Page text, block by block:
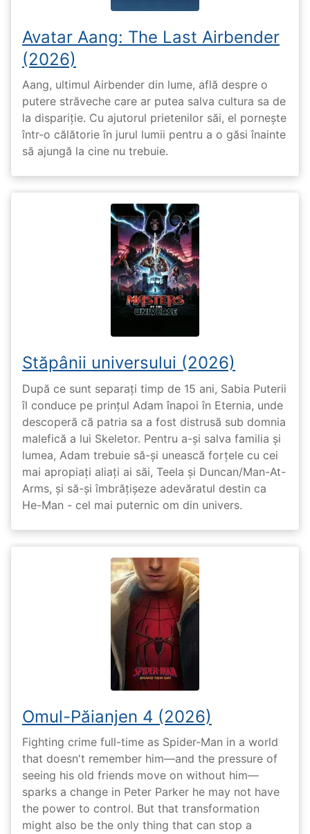
Avatar Aang: The Last Airbender
(2026)
Aang, ultimul Airbender din lume, află despre o
putere străveche care ar putea salva cultura sa de
la dispariție. Cu ajutorul prietenilor săi, el pornește
într-o călătorie în jurul lumii pentru a o găsi înainte
să ajungă la cine nu trebuie.
Stăpânii universului (2026)
După ce sunt separați timp de 15 ani, Sabia Puterii
îl conduce pe prințul Adam înapoi în Eternia, unde
descoperă că patria sa a fost distrusă sub domnia
malefică a lui Skeletor. Pentru a-și salva familia și
lumea, Adam trebuie să-și unească forțele cu cei
mai apropiați aliați ai săi, Teela și Duncan/Man-At-
Arms, și să-și îmbrățișeze adevăratul destin ca
He-Man - cel mai puternic om din univers.
Omul-Păianjen 4 (2026)
Fighting crime full-time as Spider-Man in a world
that doesn't remember him—and the pressure of
seeing his old friends move on without him—
sparks a change in Peter Parker he may not have
the power to control. But that transformation
might also be the only thing that can stop a